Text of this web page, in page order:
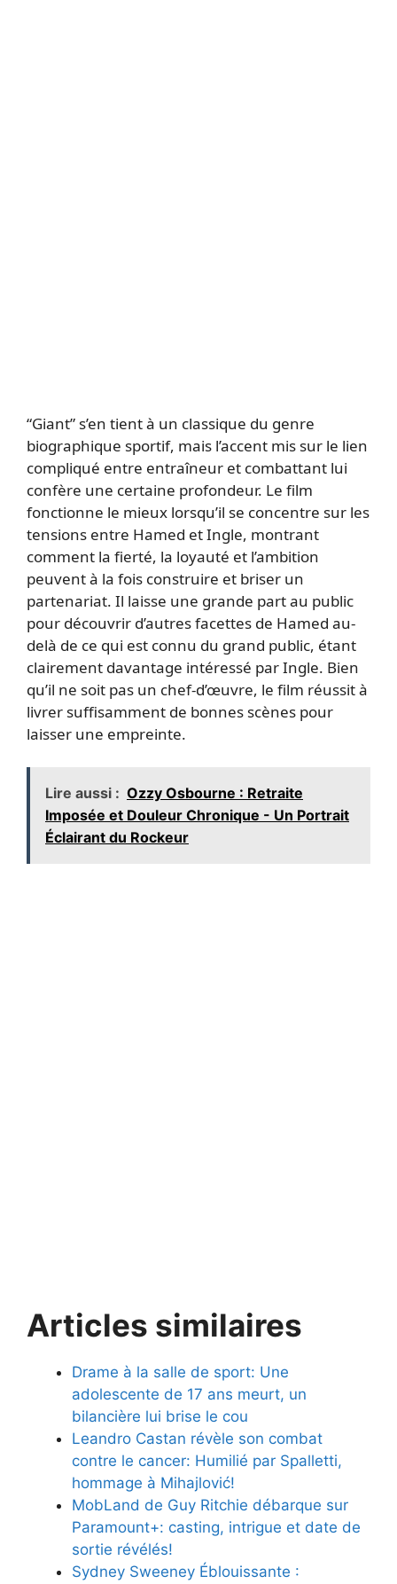
“Giant” s’en tient à un classique du genre
biographique sportif, mais l’accent mis sur le lien
compliqué entre entraîneur et combattant lui
confère une certaine profondeur. Le film
fonctionne le mieux lorsqu’il se concentre sur les
tensions entre Hamed et Ingle, montrant
comment la fierté, la loyauté et l’ambition
peuvent à la fois construire et briser un
partenariat. Il laisse une grande part au public
pour découvrir d’autres facettes de Hamed au-
delà de ce qui est connu du grand public, étant
clairement davantage intéressé par Ingle. Bien
qu’il ne soit pas un chef-d’œuvre, le film réussit à
livrer suffisamment de bonnes scènes pour
laisser une empreinte.
Lire aussi : Ozzy Osbourne : Retraite
Imposée et Douleur Chronique - Un Portrait
Éclairant du Rockeur
Articles similaires
Drame à la salle de sport: Une
adolescente de 17 ans meurt, un
bilancière lui brise le cou
Leandro Castan révèle son combat
contre le cancer: Humilié par Spalletti,
hommage à Mihajlović!
MobLand de Guy Ritchie débarque sur
Paramount+: casting, intrigue et date de
sortie révélés!
Sydney Sweeney Éblouissante :